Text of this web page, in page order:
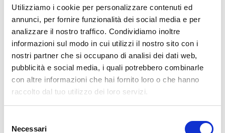
Utilizziamo i cookie per personalizzare contenuti ed
annunci, per fornire funzionalità dei social media e per
analizzare il nostro traffico. Condividiamo inoltre
informazioni sul modo in cui utilizzi il nostro sito con i
nostri partner che si occupano di analisi dei dati web,
pubblicità e social media, i quali potrebbero combinarle
con altre informazioni che hai fornito loro o che hanno
raccolto dal tuo utilizzo dei loro servizi.
delNecessari